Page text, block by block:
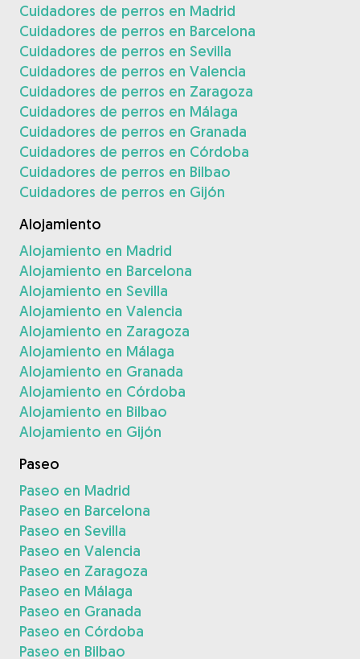
Cuidadores de perros en Madrid
Cuidadores de perros en Barcelona
Cuidadores de perros en Sevilla
Cuidadores de perros en Valencia
Cuidadores de perros en Zaragoza
Cuidadores de perros en Málaga
Cuidadores de perros en Granada
Cuidadores de perros en Córdoba
Cuidadores de perros en Bilbao
Cuidadores de perros en Gijón
Alojamiento
Alojamiento en Madrid
Alojamiento en Barcelona
Alojamiento en Sevilla
Alojamiento en Valencia
Alojamiento en Zaragoza
Alojamiento en Málaga
Alojamiento en Granada
Alojamiento en Córdoba
Alojamiento en Bilbao
Alojamiento en Gijón
Paseo
Paseo en Madrid
Paseo en Barcelona
Paseo en Sevilla
Paseo en Valencia
Paseo en Zaragoza
Paseo en Málaga
Paseo en Granada
Paseo en Córdoba
Paseo en Bilbao